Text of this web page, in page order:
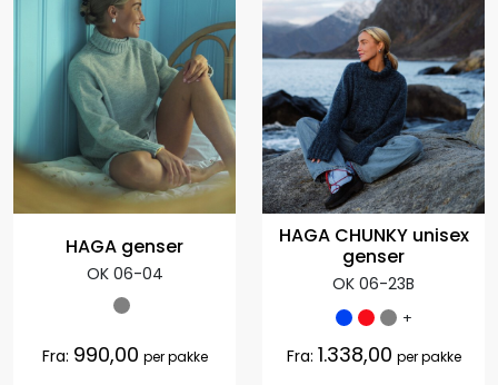
HAGA genser
OK 06-04
Fra: 990,00 per pakke
HAGA CHUNKY unisex
genser
OK 06-23B
+
Fra: 1.338,00 per pakke